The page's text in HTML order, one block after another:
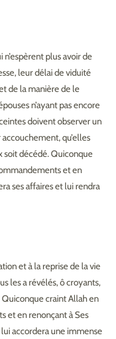
plus avoir de
leur délai de viduité
de la manière de le
n’ayant pas encore
doivent observer un
accouchement, qu’elles
soit décédé. Quiconque
et en
ses affaires et lui rendra
et à la reprise de la vie
les a révélés, ô croyants,
craint Allah en
et en renonçant à Ses
accordera une immense